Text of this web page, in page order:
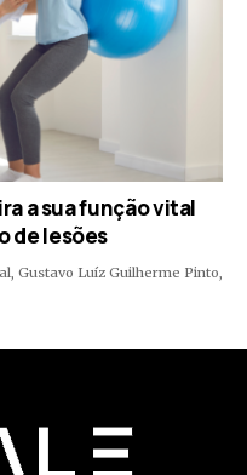
a sua função vital
de lesões
Gustavo Luíz Guilherme Pinto,